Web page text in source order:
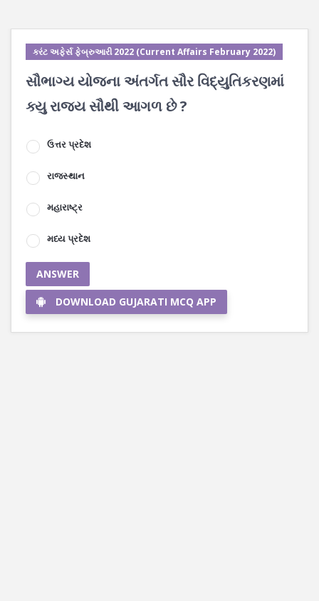
કરંટ અફેર્સ ફેબ્રુઆરી 2022 (Current Affairs February 2022)
સૌભાગ્ય યોજના અંતર્ગત સૌર વિદ્યુતિકરણમાં
ક્યુ રાજ્ય સૌથી આગળ છે ?
ઉત્તર પ્રદેશ
રાજસ્થાન
મહારાષ્ટ્ર
મધ્ય પ્રદેશ
ANSWER
DOWNLOAD GUJARATI MCQ APP